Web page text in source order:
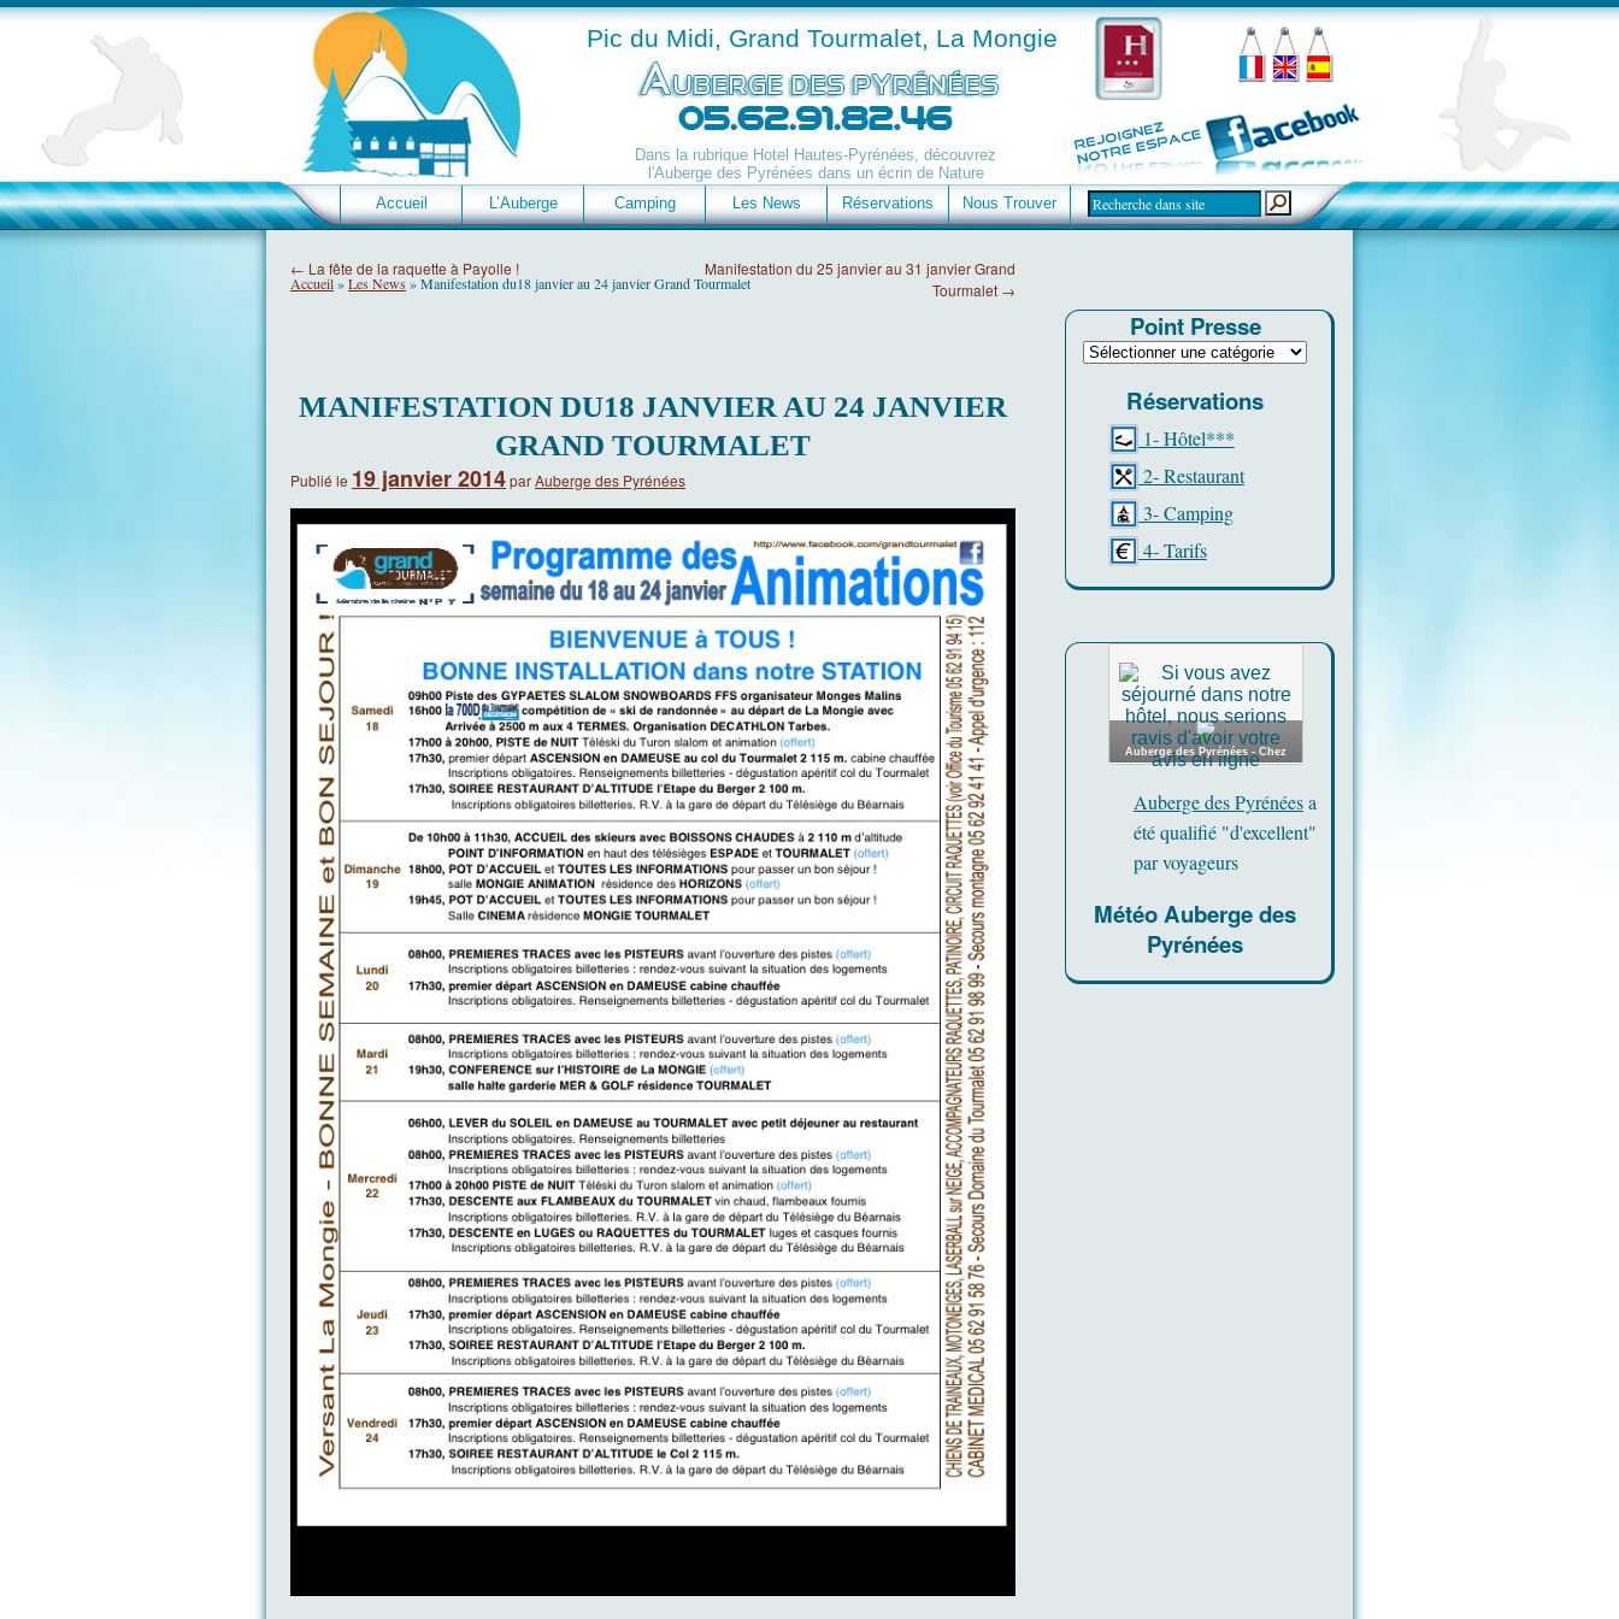
Pic du Midi, Grand Tourmalet, La Mongie
Dans la rubrique Hotel Hautes-Pyrénées, découvrez
l'Auberge des Pyrénées dans un écrin de Nature
Accueil
L’Auberge Camping Les News Réservations Nous Trouver
Accueil»Les News »Manifestation du18 janvier au 24 janvier Grand Tourmalet
← La fête de la raquette à Payolle !
Manifestation du 25 janvier au 31 janvier Grand
Tourmalet →
MANIFESTATION DU18 JANVIER AU 24 JANVIER
GRAND TOURMALET
Publié le 19 janvier 2014parAuberge des Pyrénées
Point Presse
Réservations
1- Hôtel***
2- Restaurant
3- Camping
4- Tarifs
Auberge des Pyrénées - Chez
Auberge des Pyrénéesa
été qualifié "d'excellent"
par voyageurs
Météo Auberge des
Pyrénées